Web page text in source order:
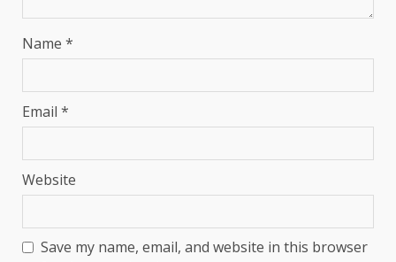
Name *
Email *
Website
Save my name, email, and website in this browser